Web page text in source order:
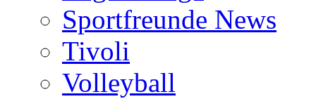
Sportfreunde News
Tivoli
Volleyball